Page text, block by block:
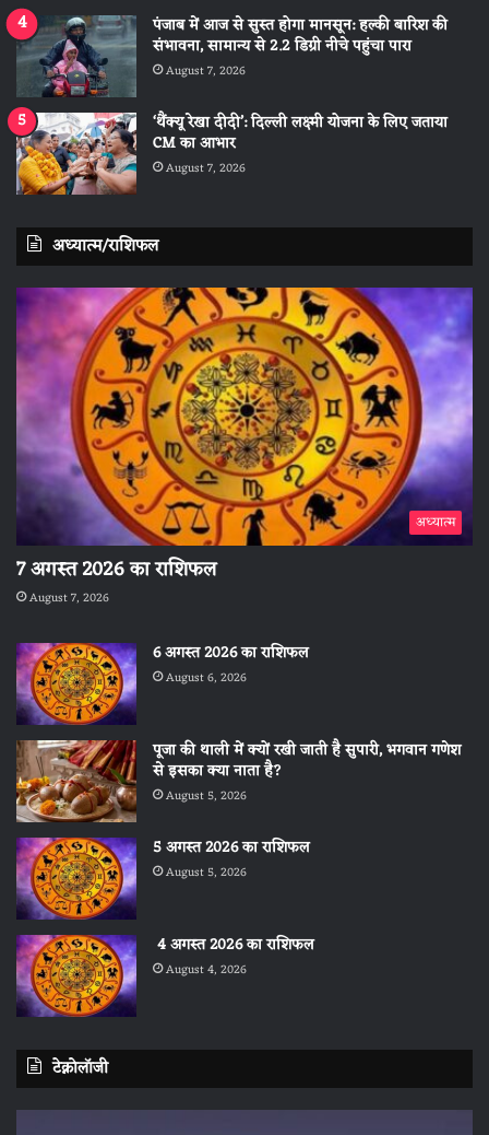
पंजाब में आज से सुस्त होगा मानसून: हल्की बारिश की
संभावना, सामान्य से 2.2 डिग्री नीचे पहुंचा पारा
August 7, 2026
‘थैंक्यू रेखा दीदी’: दिल्ली लक्ष्मी योजना के लिए जताया
CM का आभार
August 7, 2026
अध्यात्म/राशिफल
अध्यात्म
7 अगस्त 2026 का राशिफल
August 7, 2026
6 अगस्त 2026 का राशिफल
August 6, 2026
पूजा की थाली में क्यों रखी जाती है सुपारी, भगवान गणेश
से इसका क्या नाता है?
August 5, 2026
5 अगस्त 2026 का राशिफल
August 5, 2026
4 अगस्त 2026 का राशिफल
August 4, 2026
टेक्नोलॉजी